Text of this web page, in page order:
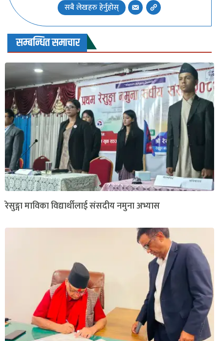
सबै लेखहरु हेर्नुहोस्
सम्बन्धित समाचार
रेसुङ्गा माविका विद्यार्थीलाई संसदीय नमुना अभ्यास